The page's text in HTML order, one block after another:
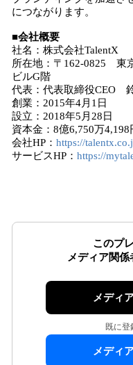
につながります。
■会社概要
社名：株式会社TalentX
所在地：〒162-0825 東
ビルG階
代表：代表取締役CEO
創業：2015年4月1日
設立：2018年5月28日
資本金：8億6,750万4,198
会社HP： https://
サービスHP： https://
このプ
メディア関
メディ
既に登
メディ